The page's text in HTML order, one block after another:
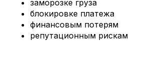
заморозке груза
блокировке платежа
финансовым потерям
репутационным рискам